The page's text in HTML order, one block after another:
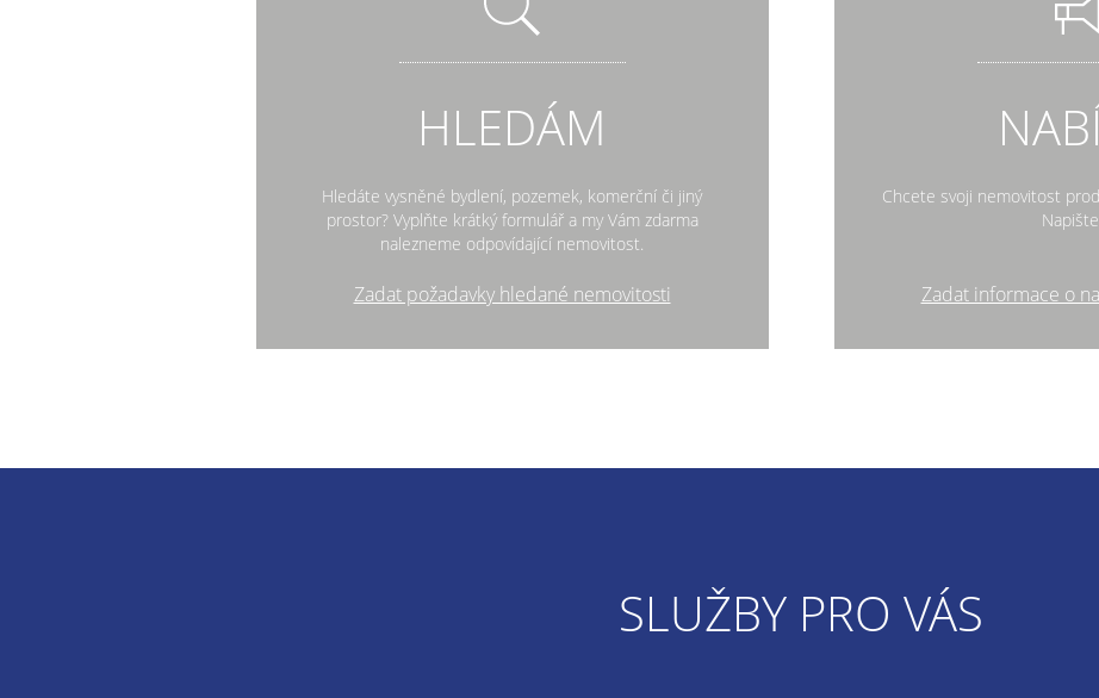
HLEDÁM
Hledáte vysněné bydlení, pozemek, komerční či jiný
prostor? Vyplňte krátký formulář a my Vám zdarma
nalezneme odpovídající nemovitost.
Zadat požadavky hledané nemovitosti
Chcete svoji nemovitost
Zadat informace o
SLUŽBY PRO VÁS